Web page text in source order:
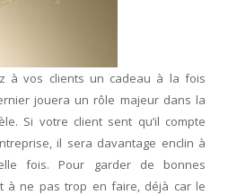
à vos clients un cadeau à la fois
jouera un rôle majeur dans la
Si votre client sent qu’il compte
il sera davantage enclin à
fois. Pour garder de bonnes
à ne pas trop en faire, déjà car le